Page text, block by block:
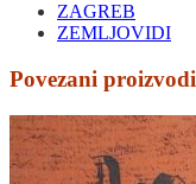
ZAGREB
ZEMLJOVIDI
Povezani proizvodi